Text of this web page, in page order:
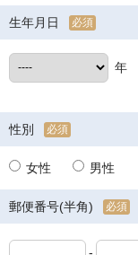
生年月日 必須
年
性別 必須
女性 男性
郵便番号(半角) 必須
-